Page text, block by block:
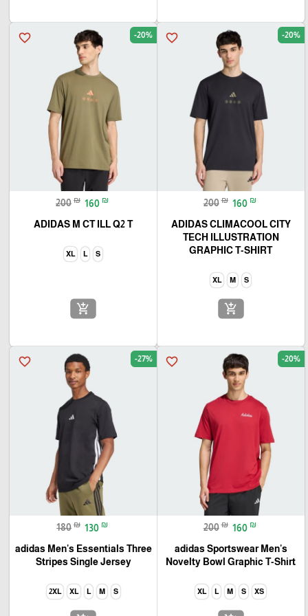
favorite_border -20%
200 ₪ 160 ₪
ADIDAS CLIMACOOL CITY
TECH ILLUSTRATION
GRAPHIC T-SHIRT
S
M
XL
add_shopping_cart
favorite_border -20%
200 ₪ 160 ₪
ADIDAS M CT ILL Q2 T
S
L
XL
add_shopping_cart
favorite_border -20%
200 ₪ 160 ₪
adidas Sportswear Men's
Novelty Bowl Graphic T-Shirt
XS
S
M
L
XL
favorite_border -27%
180 ₪ 130 ₪
adidas Men's Essentials Three
Stripes Single Jersey
S
M
L
XL
2XL